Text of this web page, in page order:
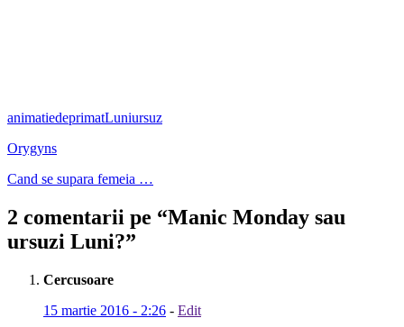
animatiedeprimatLuniursuz
Orygyns
Cand se supara femeia …
2 comentarii pe “Manic Monday sau
ursuzi Luni?”
Cercusoare
15 martie 2016 - 2:26 - Edit